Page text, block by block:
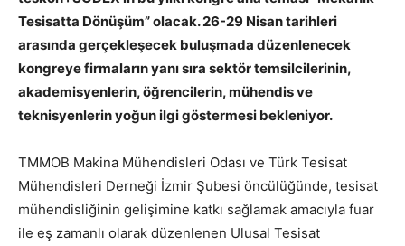
Tesisatta Dönüşüm” olacak. 26-29 Nisan tarihleri
arasında gerçekleşecek buluşmada düzenlenecek
kongreye firmaların yanı sıra sektör temsilcilerinin,
akademisyenlerin, öğrencilerin, mühendis ve
teknisyenlerin yoğun ilgi göstermesi bekleniyor.
TMMOB Makina Mühendisleri Odası ve Türk Tesisat
Mühendisleri Derneği İzmir Şubesi öncülüğünde, tesisat
mühendisliğinin gelişimine katkı sağlamak amacıyla fuar
ile eş zamanlı olarak düzenlenen Ulusal Tesisat